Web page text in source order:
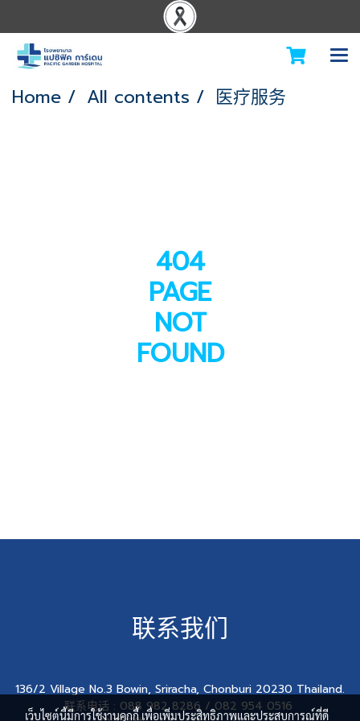
Home All contents 医疗服务
404
PAGE
NOT
FOUND
联系我们
136/2 Village No.3 Bowin, Sriracha, Chonburi 20230 Thailand.
联系电话 : 088 982 8286 / 082 954 0516
เว็บไซต์นี้มีการใช้งานคุกกี้ เพื่อเพิ่มประสิทธิภาพและประสบการณ์ที่ดี